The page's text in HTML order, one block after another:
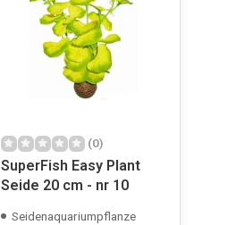
(0)
SuperFish Easy Plant
Seide 20 cm - nr 10
Seidenaquariumpflanze